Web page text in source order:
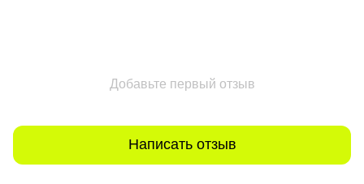
Добавьте первый отзыв
Написать отзыв